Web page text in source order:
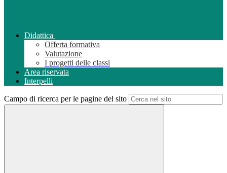
Didattica
Offerta formativa
Valutazione
I progetti delle classi
Area riservata
Interpelli
Campo di ricerca per le pagine del sito